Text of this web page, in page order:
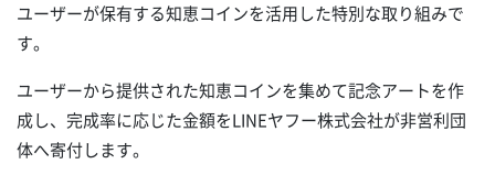
ユーザーが保有する知恵コインを活用した特別な取り組みで
す。
ユーザーから提供された知恵コインを集めて記念アートを作
成し、完成率に応じた金額をLINEヤフー株式会社が非営利団
体へ寄付します。